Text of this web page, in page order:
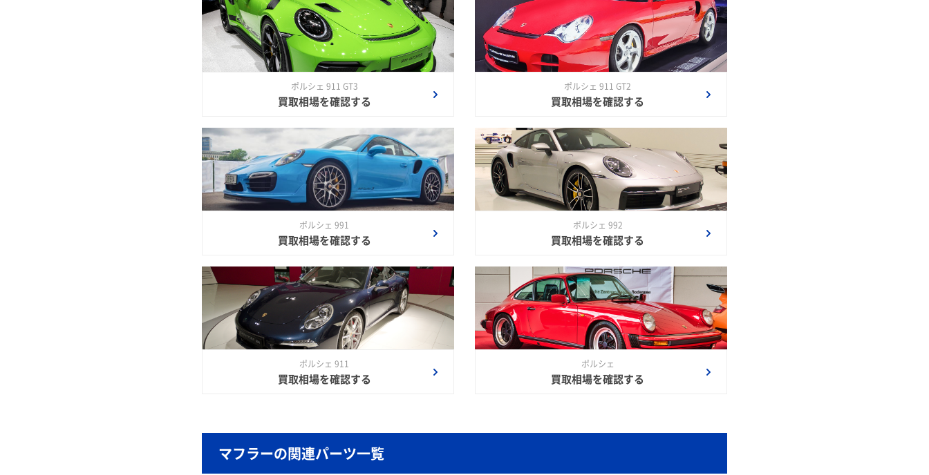
ポルシェ 911 GT3
買取相場を確認する
ポルシェ 911 GT2
買取相場を確認する
ポルシェ 991
買取相場を確認する
ポルシェ 992
買取相場を確認する
ポルシェ 911
買取相場を確認する
ポルシェ
買取相場を確認する
マフラーの関連パーツ一覧